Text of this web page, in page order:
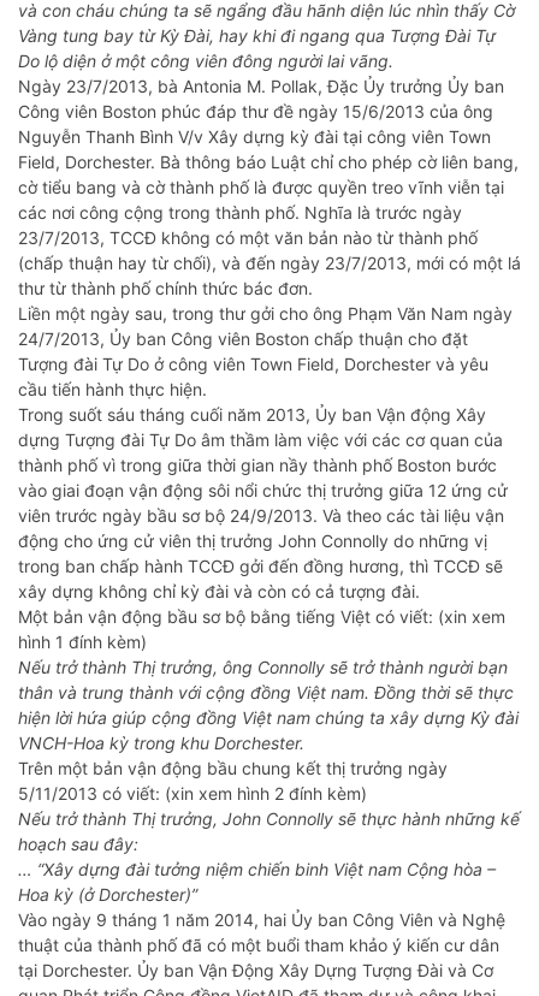
và con cháu chúng ta sẽ ngẩng đầu hãnh diện lúc nhìn thấy Cờ
Vàng tung bay từ Kỳ Đài, hay khi đi ngang qua Tượng Đài Tự
Do lộ diện ở một công viên đông người lai vãng.
Ngày 23/7/2013, bà Antonia M. Pollak, Đặc Ủy trưởng Ủy ban
Công viên Boston phúc đáp thư đề ngày 15/6/2013 của ông
Nguyễn Thanh Bình V/v Xây dựng kỳ đài tại công viên Town
Field, Dorchester. Bà thông báo Luật chỉ cho phép cờ liên bang,
cờ tiểu bang và cờ thành phố là được quyền treo vĩnh viễn tại
các nơi công cộng trong thành phố. Nghĩa là trước ngày
23/7/2013, TCCĐ không có một văn bản nào từ thành phố
(chấp thuận hay từ chối), và đến ngày 23/7/2013, mới có một lá
thư từ thành phố chính thức bác đơn.
Liền một ngày sau, trong thư gởi cho ông Phạm Văn Nam ngày
24/7/2013, Ủy ban Công viên Boston chấp thuận cho đặt
Tượng đài Tự Do ở công viên Town Field, Dorchester và yêu
cầu tiến hành thực hiện.
Trong suốt sáu tháng cuối năm 2013, Ủy ban Vận động Xây
dựng Tượng đài Tự Do âm thầm làm việc với các cơ quan của
thành phố vì trong giữa thời gian nầy thành phố Boston bước
vào giai đoạn vận động sôi nổi chức thị trưởng giữa 12 ứng cử
viên trước ngày bầu sơ bộ 24/9/2013. Và theo các tài liệu vận
động cho ứng cử viên thị trưởng John Connolly do những vị
trong ban chấp hành TCCĐ gởi đến đồng hương, thì TCCĐ sẽ
xây dựng không chỉ kỳ đài và còn có cả tượng đài.
Một bản vận động bầu sơ bộ bằng tiếng Việt có viết: (xin xem
hình 1 đính kèm)
Nếu trở thành Thị trưởng, ông Connolly sẽ trở thành người bạn
thân và trung thành với cộng đồng Việt nam. Đồng thời sẽ thực
hiện lời hứa giúp cộng đồng Việt nam chúng ta xây dựng Kỳ đài
VNCH-Hoa kỳ trong khu Dorchester.
Trên một bản vận động bầu chung kết thị trưởng ngày
5/11/2013 có viết: (xin xem hình 2 đính kèm)
Nếu trở thành Thị trưởng, John Connolly sẽ thực hành những kế
hoạch sau đây:
… “Xây dựng đài tưởng niệm chiến binh Việt nam Cộng hòa –
Hoa kỳ (ở Dorchester)”
Vào ngày 9 tháng 1 năm 2014, hai Ủy ban Công Viên và Nghệ
thuật của thành phố đã có một buổi tham khảo ý kiến cư dân
tại Dorchester. Ủy ban Vận Động Xây Dựng Tượng Đài và Cơ